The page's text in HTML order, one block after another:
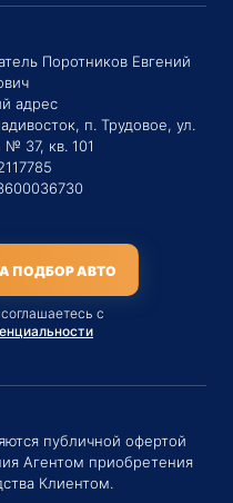
Поротников Евгений
адрес
п. Трудовое, ул.
37, кв. 101
ПОДБОР АВТО
с
публичной офертой
Агентом приобретения
Клиентом.